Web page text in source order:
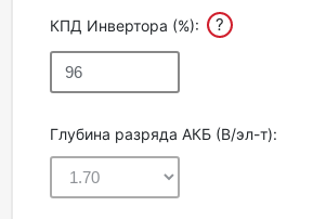
КПД Инвертора (%): ?
Глубина разряда АКБ (В/эл-т):